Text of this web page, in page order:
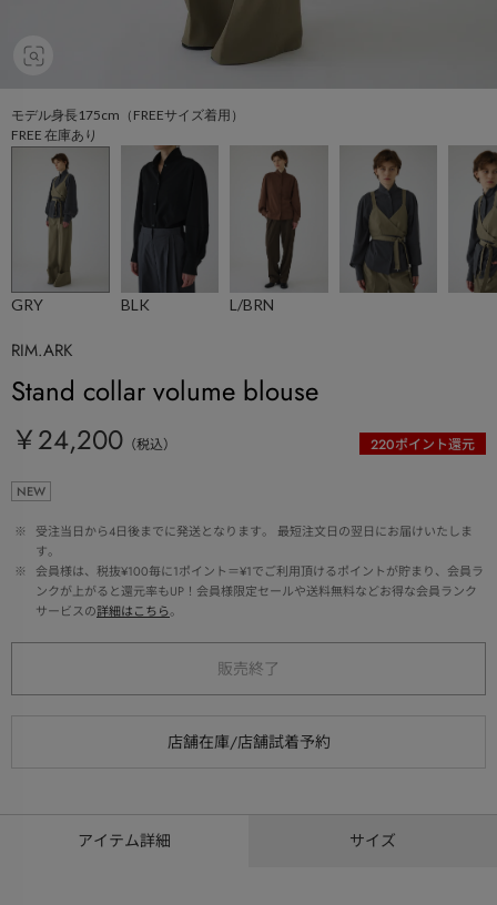
モデル身長175cm（FREEサイズ着用）
FREE 在庫あり
GRY BLK L/BRN
RIM.ARK
Stand collar volume blouse
￥24,200 （税込） 220ポイント還元
NEW
※
受注当日から4日後までに発送となります。 最短注文日の翌日にお届けいたしま
す。
※
会員様は、税抜¥100毎に1ポイント＝¥1でご利用頂けるポイントが貯まり、会員ラ
ンクが上がると還元率もUP！会員様限定セールや送料無料などお得な会員ランク
サービスの詳細はこちら。
販売終了
アイテム詳細 サイズ